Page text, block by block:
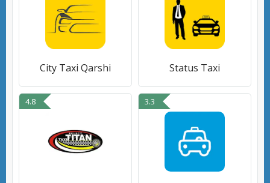
City Taxi Qarshi Status Taxi
4.8 3.3